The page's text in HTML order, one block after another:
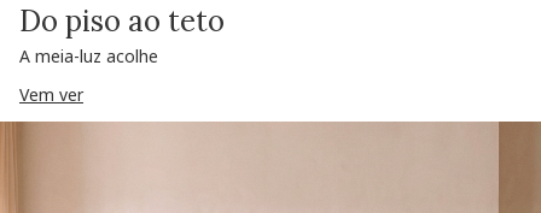
Do piso ao teto
A meia-luz acolhe
Vem ver